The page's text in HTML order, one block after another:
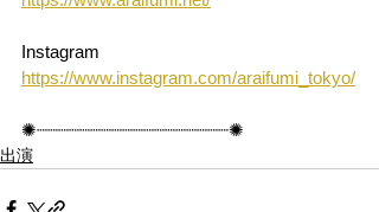
Instagram
https://www.instagram.com/araifumi_tokyo/
✺┈┈┈┈┈┈┈┈┈┈┈┈┈┈┈┈┈┈✺
出演